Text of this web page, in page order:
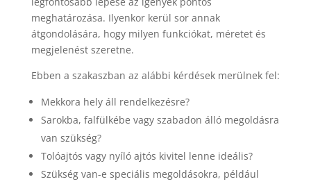
meghatározása. Ilyenkor kerül sor annak
átgondolására, hogy milyen funkciókat, méretet és
megjelenést szeretne.
Ebben a szakaszban az alábbi kérdések merülnek fel:
Mekkora hely áll rendelkezésre?
Sarokba, falfülkébe vagy szabadon álló megoldásra
van szükség?
Tolóajtós vagy nyíló ajtós kivitel lenne ideális?
Szükség van-e speciális megoldásokra, például